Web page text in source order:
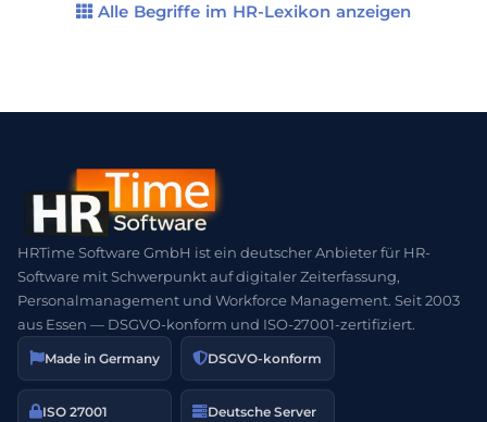
Alle Begriffe im HR-Lexikon anzeigen
HRTime Software GmbH ist ein deutscher Anbieter für HR-
Software mit Schwerpunkt auf digitaler Zeiterfassung,
Personalmanagement und Workforce Management. Seit 2003
aus Essen — DSGVO-konform und ISO-27001-zertifiziert.
Made in Germany DSGVO-konform
ISO 27001 Deutsche Server